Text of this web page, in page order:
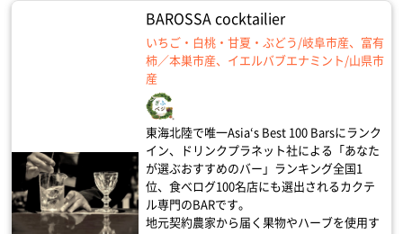
BAROSSA cocktailier
いちご・白桃・甘夏・ぶどう/岐阜市産、富有
柿／本巣市産、イエルバブエナミント/山県市
産
東海北陸で唯一Asia‘s Best 100 Barsにランク
イン、ドリンクプラネット社による「あなた
が選ぶおすすめのバー」ランキング全国1
位、食べログ100名店にも選出されるカクテ
ル専門のBARです。
地元契約農家から届く果物やハーブを使用す